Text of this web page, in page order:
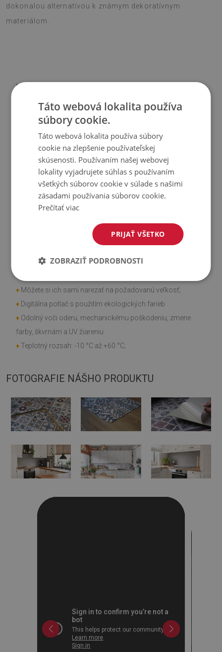
dokonalou alternatívou k známym dekoratívnym
materiálom.
Materiál
Vinyl vystužený PES sieťovinou s lepidlom
Veľkosť panelu: 100x50 cm
Hrúbka obkladu (dlažby): 1,6 mm
Použitie
Interiéry izieb;
Steny, podlahy, stropy;
Hladká textúra;
♦
♦ Môžete si ich sami narezať na požadovanú veľkosť;
♦ Digitálna potlač s použitím ekologických farieb
♦ Odolný voči oderu, mechanickému poškodeniu, zmene
farby, škvrnám a UV žiareniu
♦ Teplotný rozsah: -10 °C až +60 °C;
FOTOGRAFIE NÁŠHO PRODUKTU
Táto webová lokalita používa
súbory cookie.
Táto webová lokalita používa súbory
cookie na zlepšenie používateľskej
skúsenosti. Používaním našej webovej
lokality vyjadrujete súhlas s používaním
všetkých súborov cookie v súlade s našimi
zásadami používania súborov cookie.
Prečítať viac
PRIJAŤ VŠETKO
ZOBRAZIŤ PODROBNOSTI